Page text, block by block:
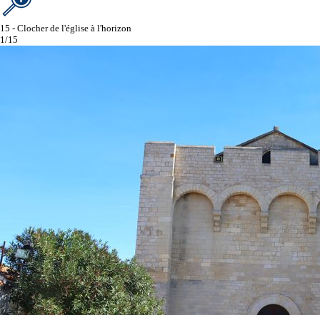
15 - Clocher de l'église à l'horizon
1/15